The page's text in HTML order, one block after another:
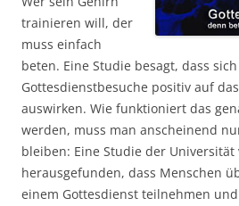
trainieren will, der
muss einfach
beten. Eine Studie besagt, dass
Gottesdienstbesuche positiv auf
auswirken. Wie funktioniert das
werden, muss man anscheinend
bleiben: Eine Studie der
herausgefunden, dass Menschen
einem Gottesdienst teilnehmen